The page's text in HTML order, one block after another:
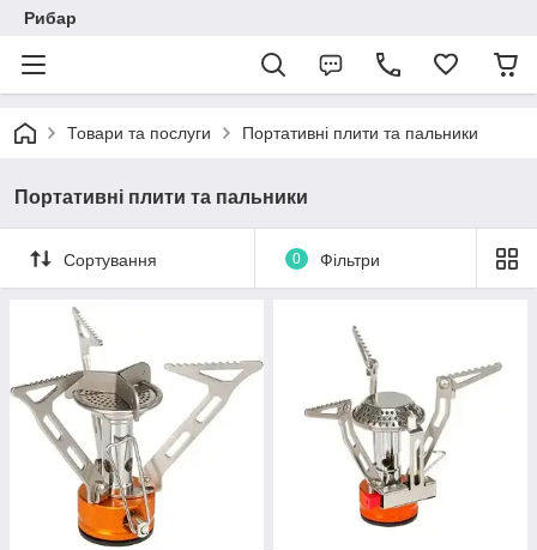
Рибар
Товари та послуги Портативні плити та пальники
Портативні плити та пальники
Сортування 0 Фільтри